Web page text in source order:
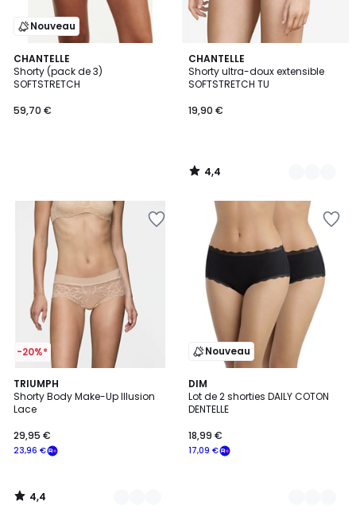
Nouveau
CHANTELLE
Shorty (pack de 3)
SOFTSTRETCH
59,70 €
CHANTELLE
Shorty ultra-doux extensible
SOFTSTRETCH TU
19,90 €
4,4
/ 5
4
Couleurs
4,4
/
-20%*
TRIUMPH
Shorty Body Make-Up Illusion
Lace
23,96 €
29,95 €
4,4
/ 5
2
Couleurs
4,4
/
Nouveau
DIM
Lot de 2 shorties DAILY COTON
DENTELLE
17,09 €
18,99 €
3
Couleurs